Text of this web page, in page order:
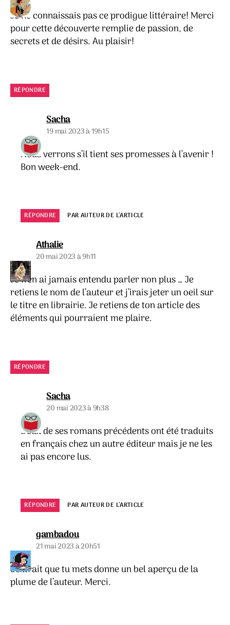
Je ne connaissais pas ce prodigue littéraire! Merci
pour cette découverte remplie de passion, de
secrets et de désirs. Au plaisir!
RÉPONDRE
Sachadit :
19 mai 2023 à 19h15
Nous verrons s’il tient ses promesses à l’avenir !
Bon week-end.
RÉPONDRE PAR AUTEUR DE L’ARTICLE
Athaliedit :
20 mai 2023 à 9h11
Je n’en ai jamais entendu parler non plus … Je
retiens le nom de l’auteur et j’irais jeter un oeil sur
le titre en librairie. Je retiens de ton article des
éléments qui pourraient me plaire.
RÉPONDRE
Sachadit :
20 mai 2023 à 9h38
Deux de ses romans précédents ont été traduits
en français chez un autre éditeur mais je ne les
ai pas encore lus.
RÉPONDRE PAR AUTEUR DE L’ARTICLE
gambadoudit :
21 mai 2023 à 20h51
L’extrait que tu mets donne un bel aperçu de la
plume de l’auteur. Merci.